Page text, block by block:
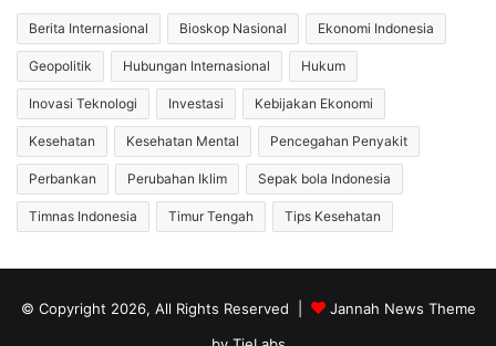
Berita Internasional Bioskop Nasional Ekonomi Indonesia
Geopolitik Hubungan Internasional Hukum
Inovasi Teknologi Investasi Kebijakan Ekonomi
Kesehatan Kesehatan Mental Pencegahan Penyakit
Perbankan Perubahan Iklim Sepak bola Indonesia
Timnas Indonesia Timur Tengah Tips Kesehatan
© Copyright 2026, All Rights Reserved |
Jannah News Theme